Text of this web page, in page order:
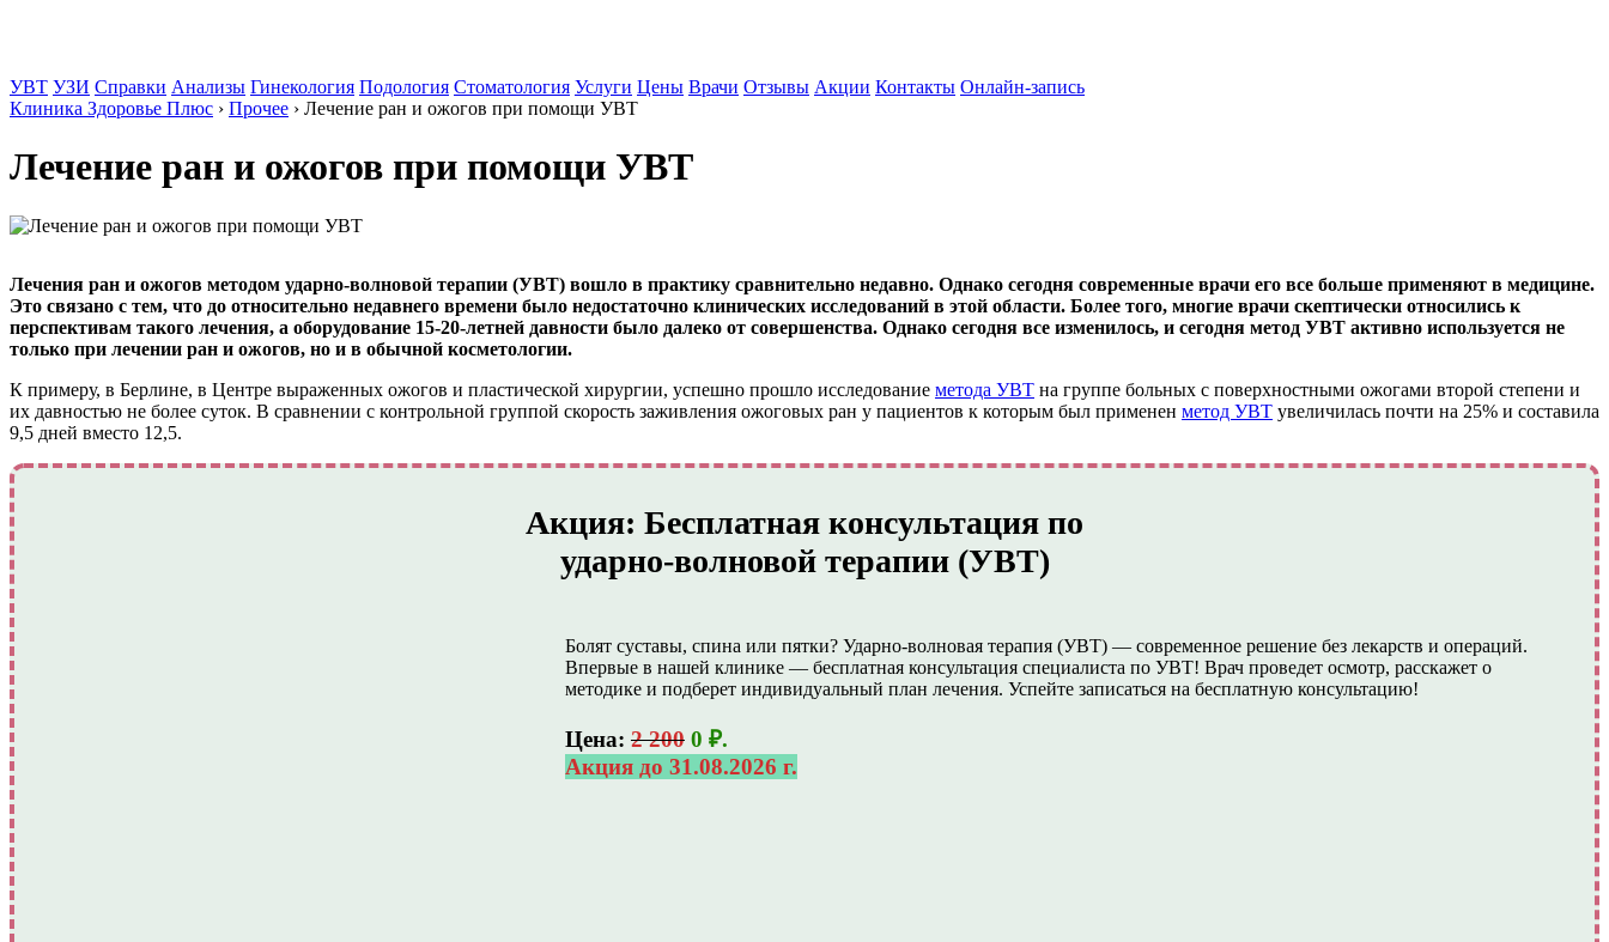
УВТ УЗИ Справки Анализы Гинекология Подология Стоматология Услуги Цены Врачи Отзывы Акции Контакты Онлайн-запись
Клиника Здоровье Плюс › Прочее › Лечение ран и ожогов при помощи УВТ
Лечение ран и ожогов при помощи УВТ
Лечения ран и ожогов методом ударно-волновой терапии (УВТ) вошло в практику сравнительно недавно. Однако сегодня современные врачи его все больше применяют в медицине.
Это связано с тем, что до относительно недавнего времени было недостаточно клинических исследований в этой области. Более того, многие врачи скептически относились к
перспективам такого лечения, а оборудование 15-20-летней давности было далеко от совершенства. Однако сегодня все изменилось, и сегодня метод УВТ активно используется не
только при лечении ран и ожогов, но и в обычной косметологии.
К примеру, в Берлине, в Центре выраженных ожогов и пластической хирургии, успешно прошло исследование метода УВТ на группе больных с поверхностными ожогами второй степени и
их давностью не более суток. В сравнении с контрольной группой скорость заживления ожоговых ран у пациентов к которым был применен метод УВТ увеличилась почти на 25% и составила
9,5 дней вместо 12,5.
Акция: Бесплатная консультация по
ударно-волновой терапии (УВТ)
Болят суставы, спина или пятки? Ударно-волновая терапия (УВТ) — современное решение без лекарств и операций.
Впервые в нашей клинике — бесплатная консультация специалиста по УВТ! Врач проведет осмотр, расскажет о
методике и подберет индивидуальный план лечения. Успейте записаться на бесплатную консультацию!
Цена: 2 200 0 ₽.
Акция до 31.08.2026 г.